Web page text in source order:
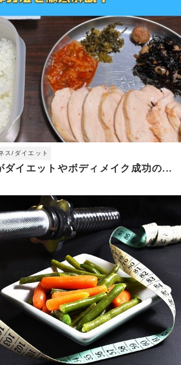
ス/ダイエット
ダイエットやボディメイク成功の...